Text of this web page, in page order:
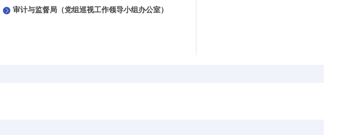
审计与监督局（党组巡视工作领导小组办公室）